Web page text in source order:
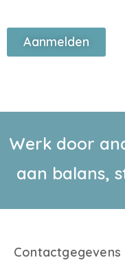
Aanmelden
Werk door
aan balans,
Contactgegevens